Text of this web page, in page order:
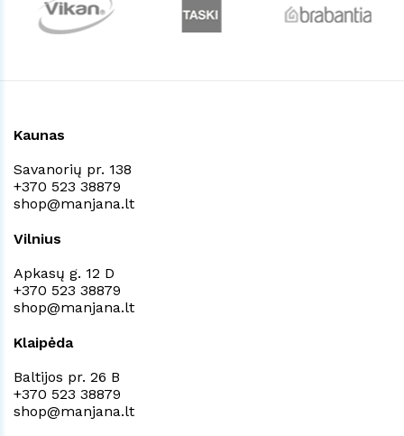
Kaunas
Savanorių pr. 138
+370 523 38879
shop@manjana.lt
Vilnius
Apkasų g. 12 D
+370 523 38879
shop@manjana.lt
Klaipėda
Baltijos pr. 26 B
+370 523 38879
shop@manjana.lt